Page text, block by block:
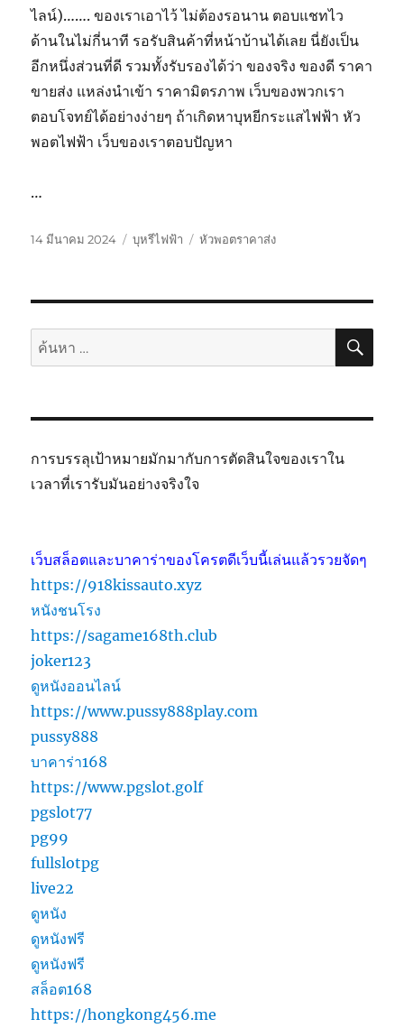
ไลน์)……. ของเราเอาไว้ ไม่ต้องรอนาน ตอบแชทไว
ด้านในไม่กี่นาที รอรับสินค้าที่หน้าบ้านได้เลย นี่ยังเป็น
อีกหนึ่งส่วนที่ดี รวมทั้งรับรองได้ว่า ของจริง ของดี ราคา
ขายส่ง แหล่งนำเข้า ราคามิตรภาพ เว็บของพวกเรา
ตอบโจทย์ได้อย่างง่ายๆ ถ้าเกิดหาบุหยีกระแสไฟฟ้า หัว
พอตไฟฟ้า เว็บของเราตอบปัญหา
…
เขียน
14 มีนาคม 2024
หมวด
บุหรีไฟฟ้า
ป้าย
หัวพอตราคาส่ง
ค้นหา: ค้น
การบรรลุเป้าหมายมักมากับการตัดสินใจของเราใน
เวลาที่เรารับมันอย่างจริงใจ
เว็บสล็อตและบาคาร่าของโครตดีเว็บนี้เล่นแล้วรวยจัดๆ
https://918kissauto.xyz
หนังชนโรง
https://sagame168th.club
joker123
ดูหนังออนไลน์
https://www.pussy888play.com
pussy888
บาคาร่า168
https://www.pgslot.golf
pgslot77
pg99
fullslotpg
live22
ดูหนัง
ดูหนังฟรี
ดูหนังฟรี
สล็อต168
https://hongkong456.me